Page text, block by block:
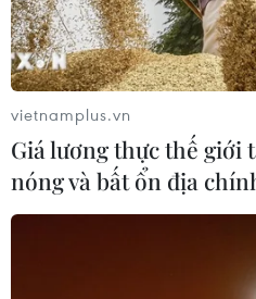
trước thềm bầu cử tại
vietnamplus.vn
Giá lương thực thế giới
nóng và bất ổn địa